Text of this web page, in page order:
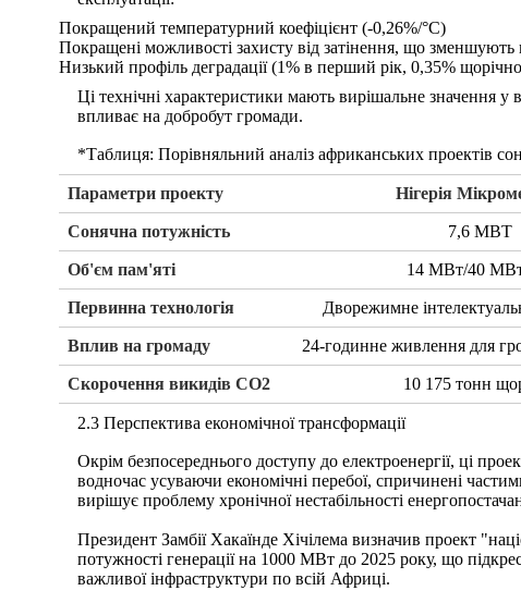
Покращений температурний коефіцієнт (-0,26%/°C)
Покращені можливості захисту від затінення, що
Низький профіль деградації (1% в перший рік, 0,35%
Ці технічні характеристики мають вирішальне значення
впливає на добробут громади.
*Таблиця: Порівняльний аналіз африканських проектів
Параметри проекту Нігерія
Сонячна потужність 7,6 МВТ
Об'єм пам'яті 14 МВт/40
Первинна технологія Дворежимне
Вплив на громаду 24-годинне живлення для
Скорочення викидів CO2 10 175 тонн
2.3 Перспектива економічної трансформації
Окрім безпосереднього доступу до електроенергії, ці
водночас усуваючи економічні перебої, спричинені
вирішує проблему хронічної нестабільності
Президент Замбії Хакаїнде Хічілема визначив проект
потужності генерації на 1000 МВт до 2025 року, що
важливої інфраструктури по всій Африці.